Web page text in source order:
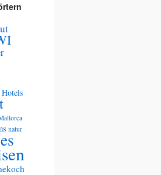
Hotels
natur